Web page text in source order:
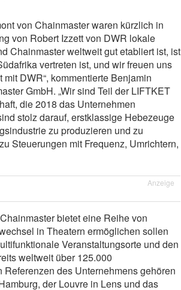
von Chainmaster waren kürzlich in
von Robert Izzett von DWR lokale
Chainmaster weltweit gut etabliert ist, ist
vertreten ist, und wir freuen uns
DWR“, kommentierte Benjamin
GmbH. „Wir sind Teil der LIFTKET
die 2018 das Unternehmen
stolz darauf, erstklassige Hebezeuge
zu produzieren und zu
Steuerungen mit Frequenz, Umrichtern,
Anzeige
bietet eine Reihe von
in Theatern ermöglichen sollen
Veranstaltungsorte und den
weltweit über 125.000
des Unternehmens gehören
der Louvre in Lens und das